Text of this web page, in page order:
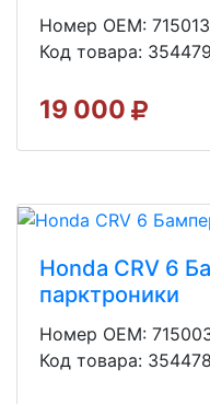
Номер OEM:
Код товара:
19 000
Honda CRV 6
парктроники
Номер OEM:
Код товара: